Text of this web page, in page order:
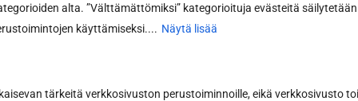
alta. ”Välttämättömiksi” kategorioituja evästeitä säilytetään
käyttämiseksi.... Näytä lisää
tärkeitä verkkosivuston perustoiminnoille, eikä verkkosivusto